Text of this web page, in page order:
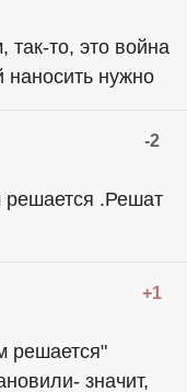
то, это война
наносить нужно
-2
решается .Решат
+1
решается"
значит,